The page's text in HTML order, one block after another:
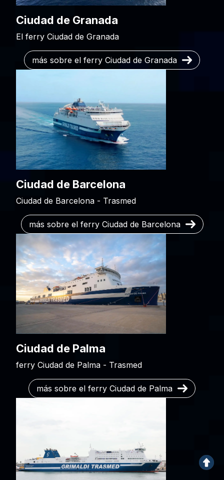
Ciudad de Granada
El ferry Ciudad de Granada
más sobre el ferry Ciudad de Granada
Ciudad de Barcelona
Ciudad de Barcelona - Trasmed
más sobre el ferry Ciudad de Barcelona
Ciudad de Palma
ferry Ciudad de Palma - Trasmed
más sobre el ferry Ciudad de Palma